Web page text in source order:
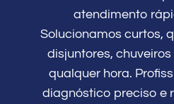
atendimento
Solucionamos curtos,
disjuntores,
qualquer hora.
diagnóstico preciso e